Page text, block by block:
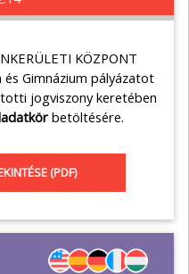
KÖZPONT
Gimnázium pályázatot
jogviszony keretében
betöltésére.
(PDF)